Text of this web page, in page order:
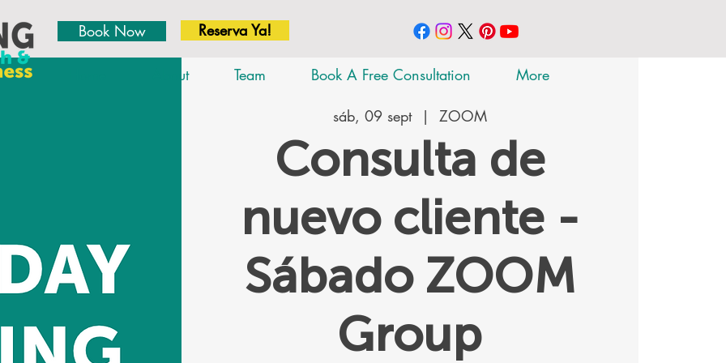
Book Now Reserva Ya!
About Team Book A Free Consultation More
sáb, 09 sept
  |
ZOOM
Consulta de
nuevo cliente -
Sábado ZOOM
Group